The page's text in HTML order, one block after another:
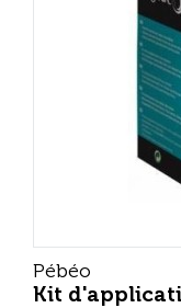
Pébéo
Kit